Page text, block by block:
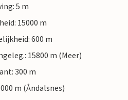
5 m
15000 m
600 m
15800 m (Meer)
300 m
m (Åndalsnes)